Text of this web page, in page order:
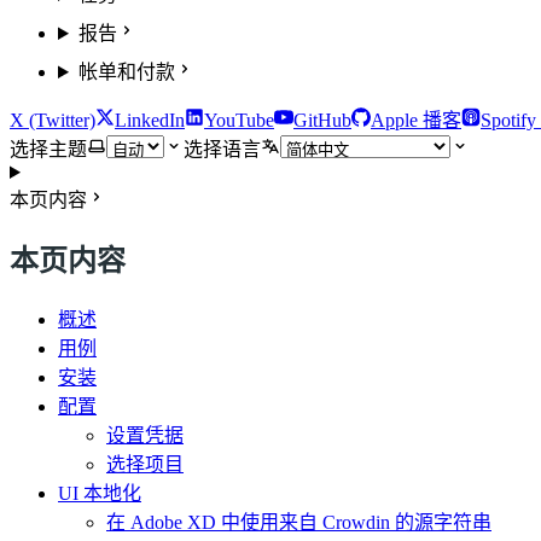
报告
帐单和付款
X (Twitter) LinkedIn YouTube GitHub Apple 播客
选择主题
选择语言
本页内容
本页内容
概述
用例
安装
配置
设置凭据
选择项目
UI 本地化
在 Adobe XD 中使用来自 Crowdin 的源字符串